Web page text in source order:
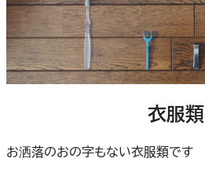
衣服類
お洒落のおの字もない衣服類です